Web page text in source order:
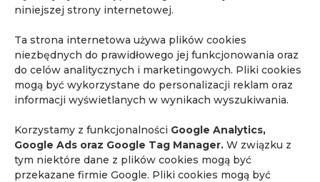
niniejszej strony internetowej.
Ta strona internetowa używa plików cookies
niezbędnych do prawidłowego jej funkcjonowania oraz
do celów analitycznych i marketingowych. Pliki cookies
mogą być wykorzystane do personalizacji reklam oraz
informacji wyświetlanych w wynikach wyszukiwania.
Korzystamy z funkcjonalności Google Analytics,
Google Ads oraz Google Tag Manager. W związku z
tym niektóre dane z plików cookies mogą być
przekazane firmie Google. Pliki cookies mogą być
Najnowsze artykuły
zmianę w kącie mostowo-móżdżkowym podczas
oceny zaawansowania raka gruczołu krokowego
Przypadek 24. Profilaktyczne badanie WB-MRI
ujawniło podejrzane zmiany w prostacie i jądrze
Przypadek 23. Rak prostaty i nieoczekiwane
wykrycie podejrzanej zmiany jelita grubego w
badaniu WB-MRI